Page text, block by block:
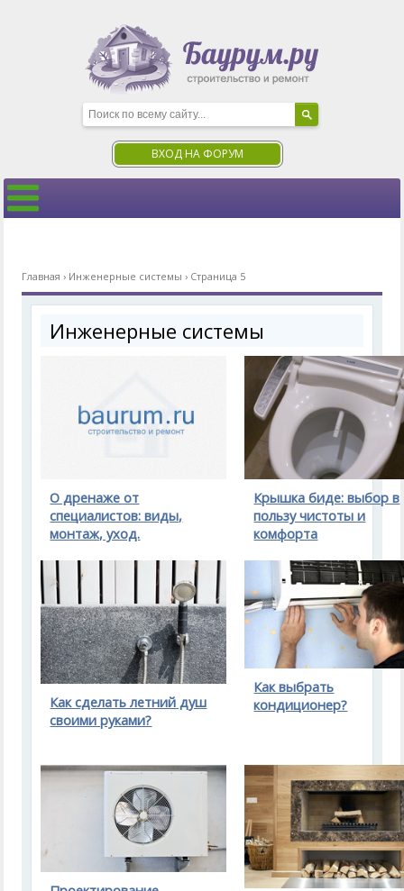
ВХОД НА ФОРУМ
Главная › Инженерные системы › Страница 5
Инженерные системы
О дренаже от
специалистов: виды,
монтаж, уход.
Крышка биде: выбор в
пользу чистоты и
комфорта
Как сделать летний душ
своими руками?
Как выбрать
кондиционер?